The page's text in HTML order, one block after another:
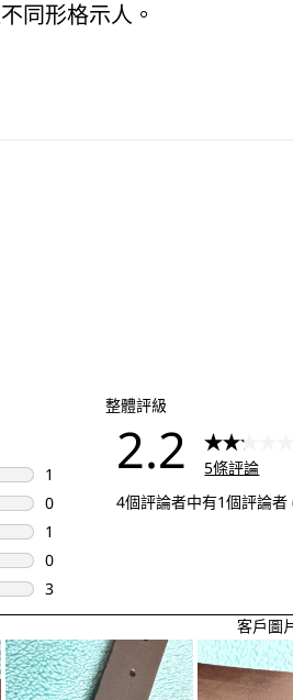
同形格示人。
1
1 個評論帶有 5 顆星。
0
0 個評論帶有 4 顆星。
1
1 個評論帶有 3 顆星。
0
0 個評論帶有 2 顆星。
3
3 個評論帶有 1 顆星。
整體評級
2.2
5條評論
4個評論者中有1個評論者
客戶圖